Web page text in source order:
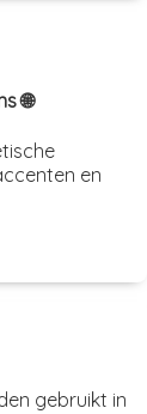
🌐
en
gebruikt in